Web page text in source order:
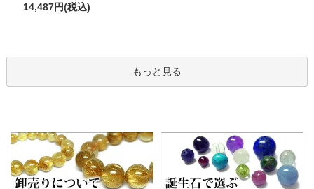
14,487円(税込)
もっと見る